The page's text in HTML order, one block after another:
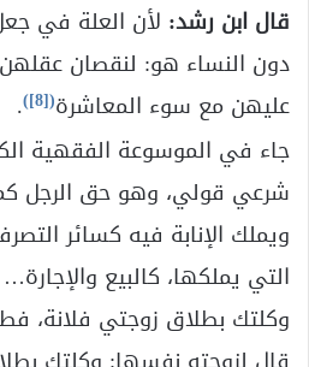
قال ابن رشد: لأن العلة في
دون النساء هو: لنقصان
عليهن مع سوء المعاشرة(
[8]
)
.
جاء في الموسوعة الفقهية
شرعي قولي، وهو حق الرجل
ويملك الإنابة فيه كسائر
التي يملكها، كالبيع
وكلتك بطلاق زوجتي فلانة،